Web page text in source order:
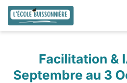
Facilitation &
Septembre au 3